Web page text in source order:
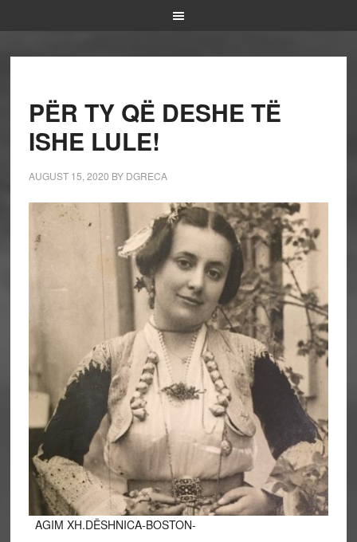
PËR TY QË DESHE TË
ISHE LULE!
AUGUST 15, 2020 BY DGRECA
AGIM XH.DËSHNICA-BOSTON-